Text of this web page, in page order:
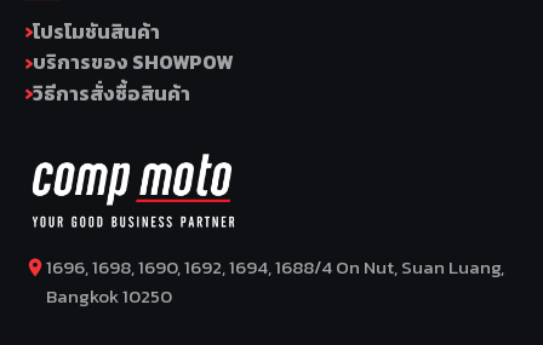
โปรโมชันสินค้า
บริการของ SHOWPOW
วิธีการสั่งซื้อสินค้า
1696, 1698, 1690, 1692, 1694, 1688/4 On Nut, Suan Luang,
Bangkok 10250